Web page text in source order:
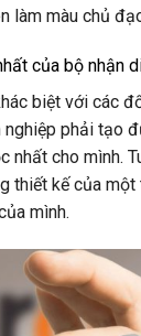
làm màu chủ
của bộ nhận
biệt với các
nghiệp phải tạo
nhất cho mình.
thiết kế của
mình.